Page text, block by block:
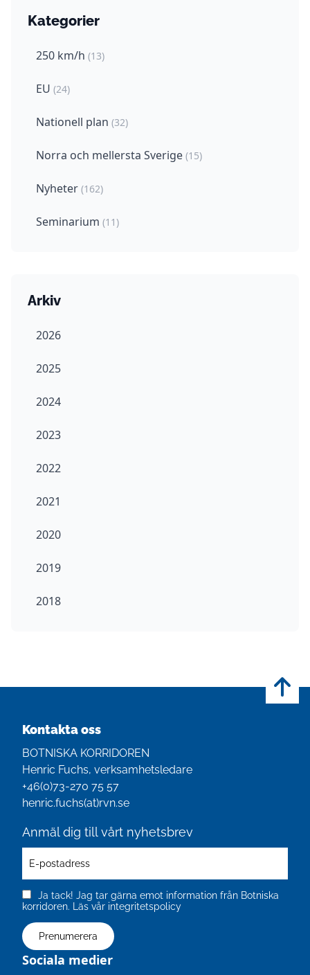
Kategorier
250 km/h (13)
EU (24)
Nationell plan (32)
Norra och mellersta Sverige (15)
Nyheter (162)
Seminarium (11)
Arkiv
2026
2025
2024
2023
2022
2021
2020
2019
2018
Kontakta oss
BOTNISKA KORRIDOREN
Henric Fuchs, verksamhetsledare
+46(0)‭73-270 75 57‬
henric.fuchs(at)rvn.se
Anmäl dig till vårt nyhetsbrev
Ja tack! Jag tar gärna emot information från Botniska
korridoren.
Läs vår integritetspolicy
Sociala medier